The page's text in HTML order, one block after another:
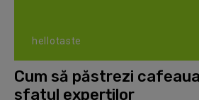
hellotaste
Cum să păstrezi
sfatul experților